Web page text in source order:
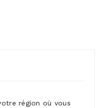
région où vous